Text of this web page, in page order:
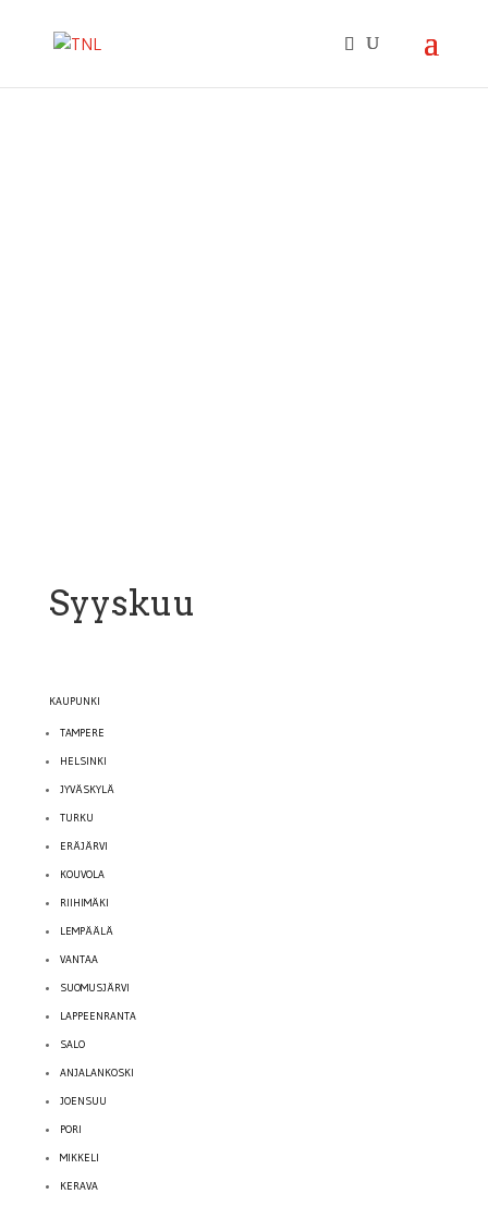
Syyskuu
KAUPUNKI
TAMPERE
HELSINKI
JYVÄSKYLÄ
TURKU
ERÄJÄRVI
KOUVOLA
RIIHIMÄKI
LEMPÄÄLÄ
VANTAA
SUOMUSJÄRVI
LAPPEENRANTA
SALO
ANJALANKOSKI
JOENSUU
PORI
MIKKELI
KERAVA